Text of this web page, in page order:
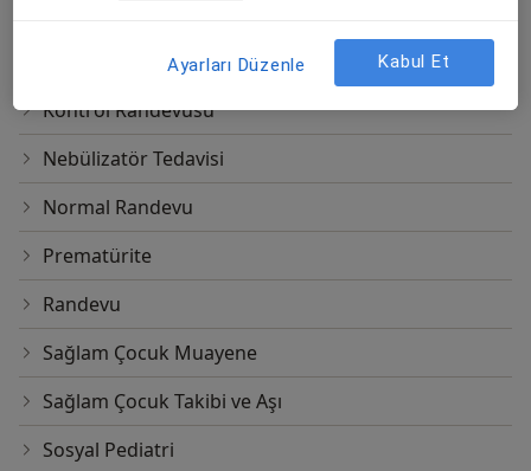
Hasta çocuk muayenesi
Kontrol Randevusu
Nebülizatör Tedavisi
Normal Randevu
Prematürite
Randevu
Sağlam Çocuk Muayene
Sağlam Çocuk Takibi ve Aşı
Sosyal Pediatri
Ayarları Düzenle Kabul Et